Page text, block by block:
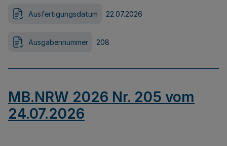
Ausfertigungsdatum 22.07.2026
Ausgabennummer 208
MB.NRW 2026 Nr. 205 vom
24.07.2026